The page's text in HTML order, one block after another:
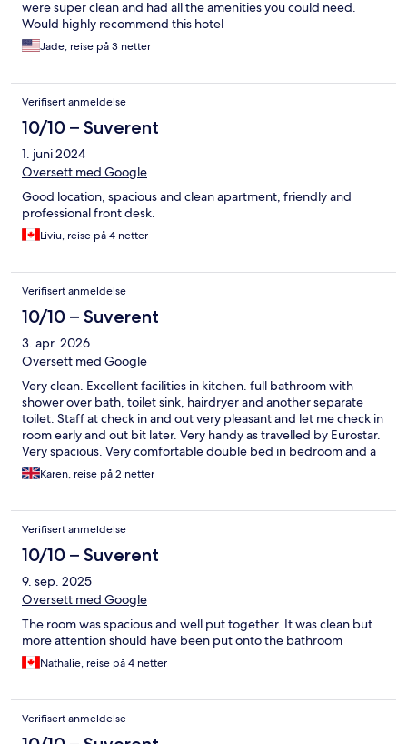
were super clean and had all the amenities you could need.
Would highly recommend this hotel
Jade, reise på 3 netter
Verifisert anmeldelse
10/10 – Suverent
1. juni 2024
Oversett med Google
Good location, spacious and clean apartment, friendly and
professional front desk.
Liviu, reise på 4 netter
Verifisert anmeldelse
10/10 – Suverent
3. apr. 2026
Oversett med Google
Very clean. Excellent facilities in kitchen. full bathroom with
shower over bath, toilet sink, hairdryer and another separate
toilet. Staff at check in and out very pleasant and let me check in
room early and out bit later. Very handy as travelled by Eurostar.
Very spacious. Very comfortable double bed in bedroom and a
settee in lounge that converted into a comfortable double bed.
Lovely little balcony with table and 2 chairs . Very nice to sit
some shops restaurants. Bus opposite road take you to VUB
university, place flagey market and bus to city centre
Karen, reise på 2 netter
Verifisert anmeldelse
10/10 – Suverent
9. sep. 2025
Oversett med Google
The room was spacious and well put together. It was clean but
more attention should have been put onto the bathroom
Nathalie, reise på 4 netter
Verifisert anmeldelse